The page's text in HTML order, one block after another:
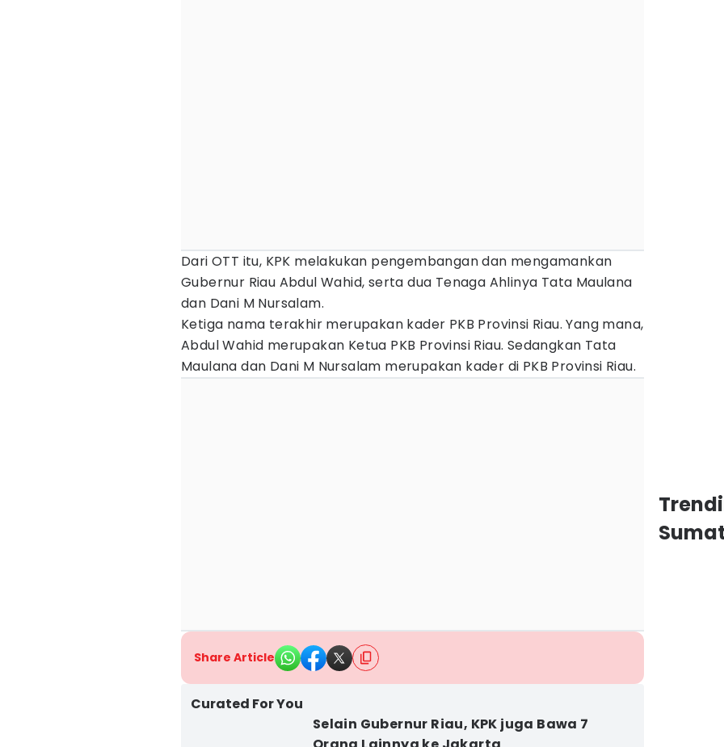
Dari OTT itu, KPK melakukan pengembangan dan mengamankan
Gubernur Riau Abdul Wahid, serta dua Tenaga Ahlinya Tata Maulana
dan Dani M Nursalam.
Ketiga nama terakhir merupakan kader PKB Provinsi Riau. Yang mana,
Abdul Wahid merupakan Ketua PKB Provinsi Riau. Sedangkan Tata
Maulana dan Dani M Nursalam merupakan kader di PKB Provinsi Riau.
Share Article
Curated For You
Selain Gubernur Riau, KPK juga Bawa 7